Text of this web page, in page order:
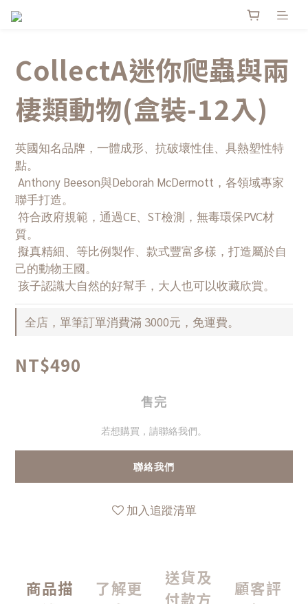
CollectA迷你爬蟲與兩
棲類動物(盒裝-12入)
英國知名品牌，一體成形、抗破壞性佳、具熱塑性特
點。
聯手打造。
質。
己的動物王國。
孩子認識大自然的好幫手，大人也可以收藏欣賞。
全店，單筆訂單消費滿 3000元，免運費。
NT$490
售完
若想購買，請聯絡我們。
聯絡我們
加入追蹤清單
商品描
了解更
送貨及
付款方
顧客評